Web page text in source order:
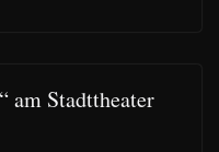
am Stadttheater